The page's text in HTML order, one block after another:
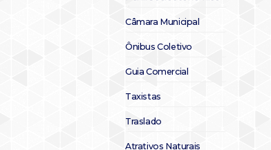
Câmara Municipal
Ônibus Coletivo
Guia Comercial
Taxistas
Traslado
Atrativos Naturais